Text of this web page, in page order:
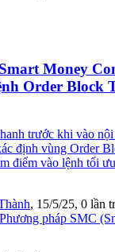
Money
Order Block
trước khi vào
định vùng Order
điểm vào lệnh tối
, 15/5/25, 0 lần
pháp SMC